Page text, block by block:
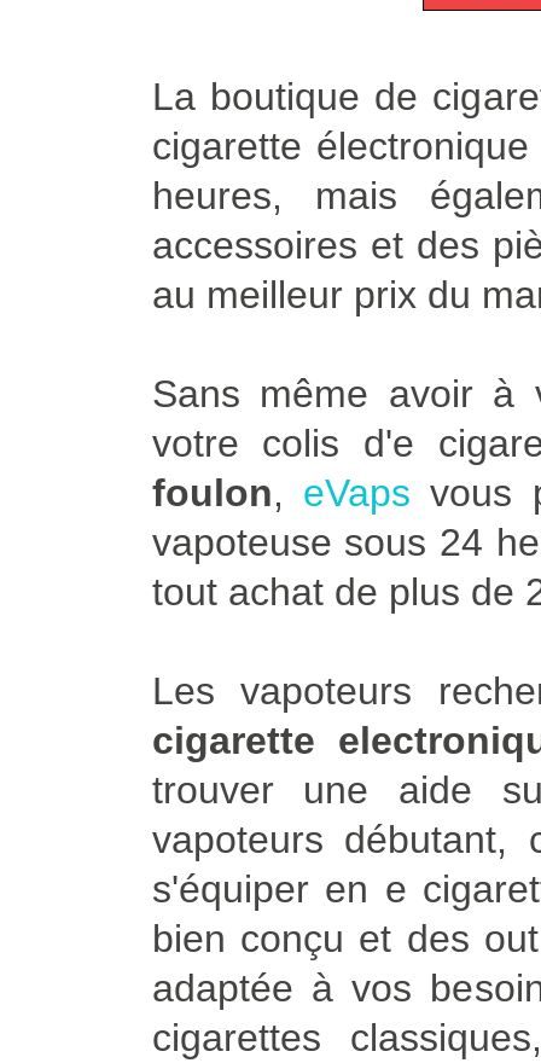
La boutique de
cigarette
heures, mais
accessoires et des
au meilleur prix du
Sans même avoir à
votre colis d'e
foulon, eVaps vous
vapoteuse sous 24
tout achat de plus de
Les vapoteurs
cigarette
trouver une aide
vapoteurs
s'équiper en e
bien conçu et des
adaptée à vos
cigarettes